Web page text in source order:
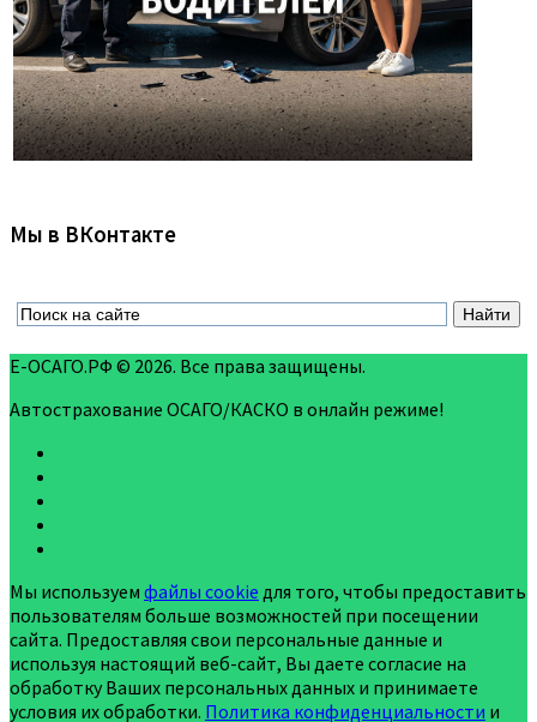
Мы в ВКонтакте
Е-ОСАГО.РФ © 2026. Все права защищены.
Автострахование ОСАГО/КАСКО в онлайн режиме!
Мы используем файлы cookie для того, чтобы предоставить
пользователям больше возможностей при посещении
сайта. Предоставляя свои персональные данные и
используя настоящий веб-сайт, Вы даете согласие на
обработку Ваших персональных данных и принимаете
условия их обработки. Политика конфиденциальности и